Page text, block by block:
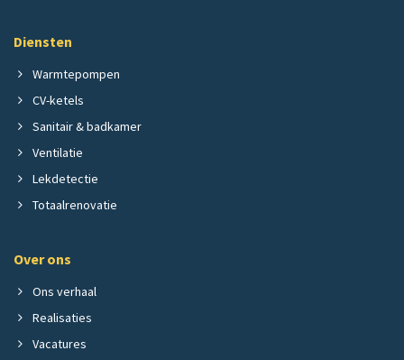
Diensten
Warmtepompen
CV-ketels
Sanitair & badkamer
Ventilatie
Lekdetectie
Totaalrenovatie
Over ons
Ons verhaal
Realisaties
Vacatures